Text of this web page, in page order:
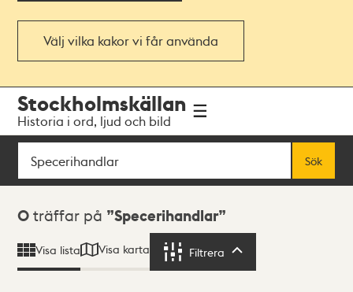
Välj vilka kakor vi får använda
navigationen
huvudinnehållet
Stockholmskällan
Historia i ord, ljud och bild
Sök
Sök
Sökresultat
0 träffar på Specerihandlar
Visa lista Visa karta Filtrera